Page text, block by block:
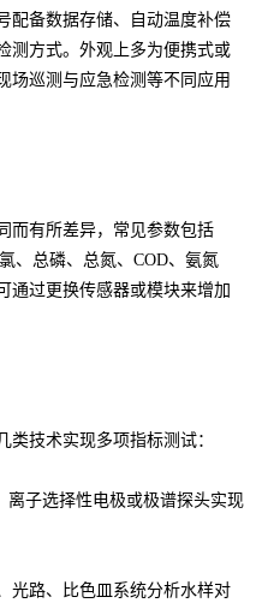
配备数据存储、自动温度补偿
测方式。外观上多为便携式或
场巡测与应急检测等不同应用
而有所差异，常见参数包括
、总磷、总氮、COD、氨氮
通过更换传感器或模块来增加
类技术实现多项指标测试：
离子选择性电极或极谱探头实现
光路、比色皿系统分析水样对